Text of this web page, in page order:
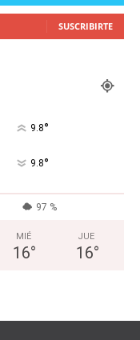
SUSCRIBIRTE
9.8°
9.8°
97 %
MIÉ
16°
JUE
16°